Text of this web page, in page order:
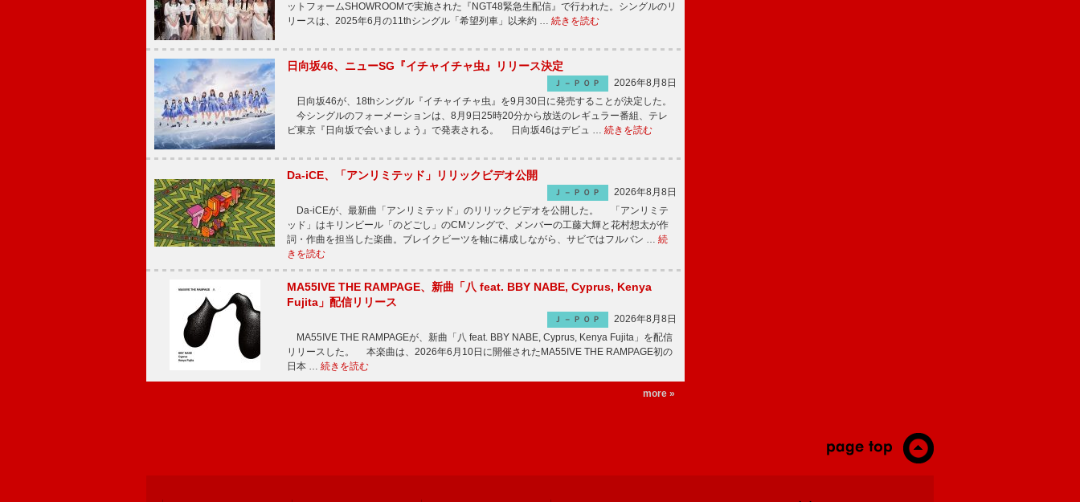
ットフォームSHOWROOMで実施された『NGT48緊急生配信』で行われた。シングルのリ
リースは、2025年6月の11thシングル「希望列車」以来約 … 続きを読む
日向坂46、ニューSG『イチャイチャ虫』リリース決定
Ｊ－ＰＯＰ
2026年8月8日
日向坂46が、18thシングル『イチャイチャ虫』を9月30日に発売することが決定した。
今シングルのフォーメーションは、8月9日25時20分から放送のレギュラー番組、テレ
ビ東京『日向坂で会いましょう』で発表される。 日向坂46はデビュ … 続きを読む
Da-iCE、「アンリミテッド」リリックビデオ公開
Ｊ－ＰＯＰ
2026年8月8日
Da-iCEが、最新曲「アンリミテッド」のリリックビデオを公開した。 「アンリミテ
ッド」はキリンビール「のどごし」のCMソングで、メンバーの工藤大輝と花村想太が作
詞・作曲を担当した楽曲。ブレイクビーツを軸に構成しながら、サビではフルバン … 続
きを読む
MA55IVE THE RAMPAGE、新曲「八 feat. BBY NABE, Cyprus, Kenya
Fujita」配信リリース
Ｊ－ＰＯＰ
2026年8月8日
MA55IVE THE RAMPAGEが、新曲「八 feat. BBY NABE, Cyprus, Kenya Fujita」を配信
リリースした。 本楽曲は、2026年6月10日に開催されたMA55IVE THE RAMPAGE初の
日本 … 続きを読む
more »